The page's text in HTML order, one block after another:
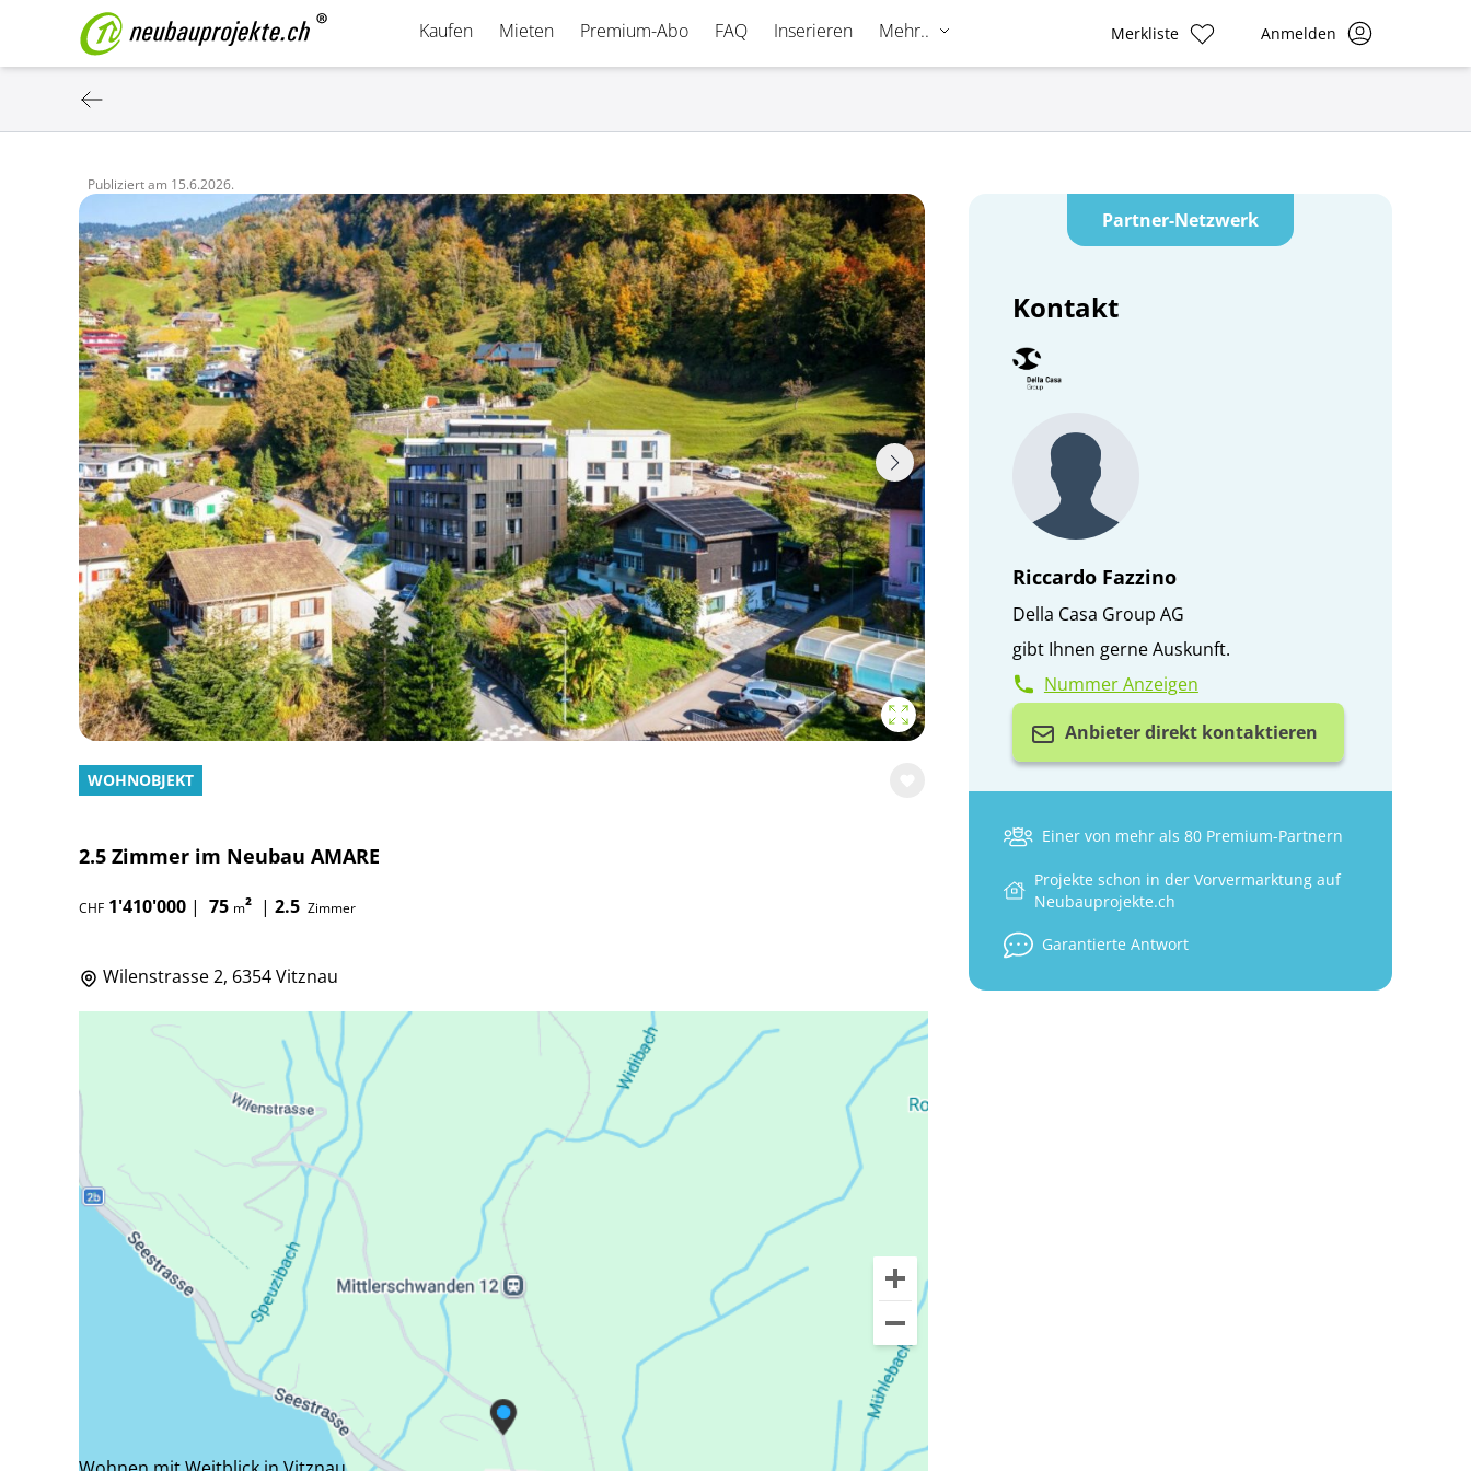
Kaufen Mieten Premium-Abo FAQ Inserieren Mehr.. Merkliste Anmelden
Publiziert am 15.6.2026.
WOHNOBJEKT
2.5 Zimmer im Neubau AMARE
CHF 1'410'000 | 75 m² | 2.5 Zimmer
Partner-Netzwerk
Kontakt
Riccardo Fazzino
Della Casa Group AG
gibt Ihnen gerne Auskunft.
Nummer Anzeigen
Anbieter direkt kontaktieren
Einer von mehr als 80 Premium-Partnern
Projekte schon in der Vorvermarktung auf
Neubauprojekte.ch
Garantierte Antwort
Wilenstrasse 2, 6354 Vitznau